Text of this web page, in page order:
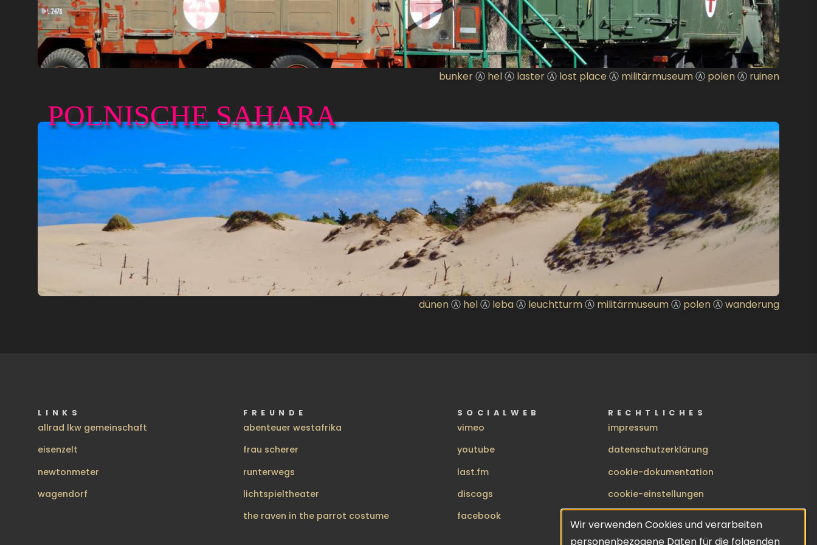
bunkerⒶ helⒶ lasterⒶ lost place Ⓐ militärmuseumⒶ polenⒶ ruinen
POLNISCHE SAHARA
dünenⒶ helⒶ lebaⒶ leuchtturmⒶ militärmuseumⒶ polenⒶwanderung
LINKS
allrad lkw gemeinschaft
eisenzelt
newtonmeter
wagendorf
FREUNDE
abenteuer westafrika
frau scherer
runterwegs
lichtspieltheater
the raven in the parrot costume
SOCIALWEB
vimeo
youtube
last.fm
discogs
facebook
RECHTLICHES
impressum
datenschutzerklärung
cookie-dokumentation
cookie-einstellungen
BENUTZERMENÜ
anmelden
Wir verwenden Cookies und verarbeiten
personenbezogene Daten für die folgenden